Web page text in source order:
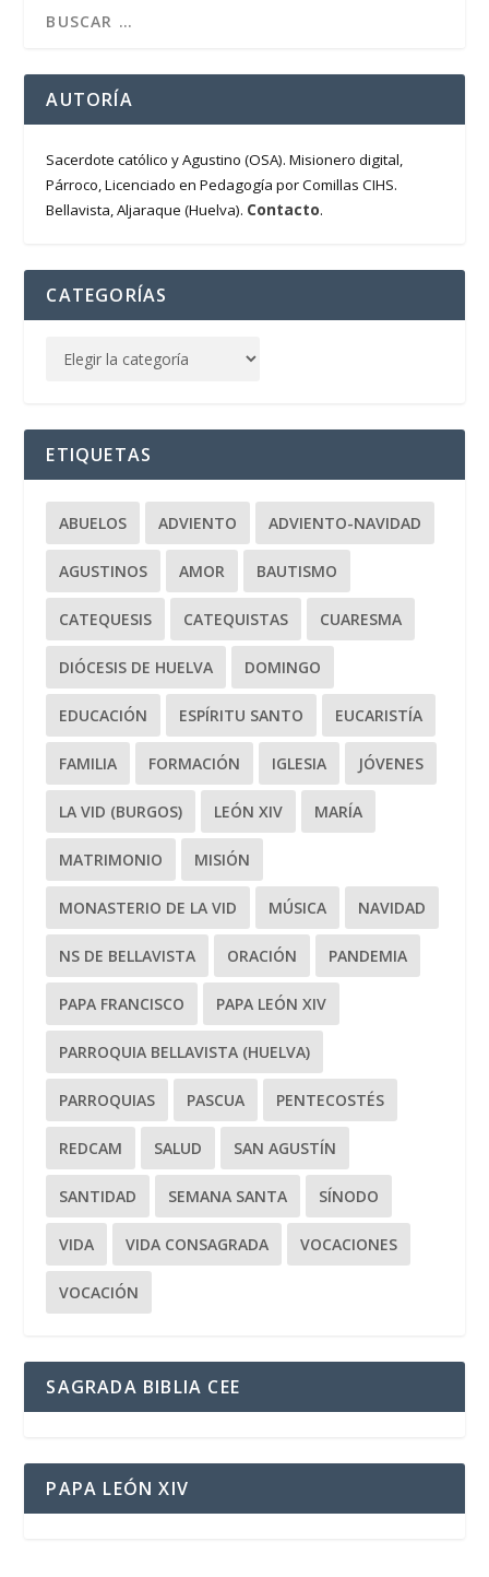
AUTORÍA
Sacerdote católico y Agustino (OSA). Misionero digital,
Párroco, Licenciado en Pedagogía por Comillas CIHS.
Bellavista, Aljaraque (Huelva). Contacto.
CATEGORÍAS
ETIQUETAS
ABUELOS ADVIENTO ADVIENTO-NAVIDAD
AGUSTINOS AMOR BAUTISMO
CATEQUESIS CATEQUISTAS CUARESMA
DIÓCESIS DE HUELVA DOMINGO
EDUCACIÓN ESPÍRITU SANTO EUCARISTÍA
FAMILIA FORMACIÓN IGLESIA JÓVENES
LA VID (BURGOS) LEÓN XIV MARÍA
MATRIMONIO MISIÓN
MONASTERIO DE LA VID MÚSICA NAVIDAD
NS DE BELLAVISTA ORACIÓN PANDEMIA
PAPA FRANCISCO PAPA LEÓN XIV
PARROQUIA BELLAVISTA (HUELVA)
PARROQUIAS PASCUA PENTECOSTÉS
REDCAM SALUD SAN AGUSTÍN
SANTIDAD SEMANA SANTA SÍNODO
VIDA VIDA CONSAGRADA VOCACIONES
VOCACIÓN
SAGRADA BIBLIA CEE
PAPA LEÓN XIV